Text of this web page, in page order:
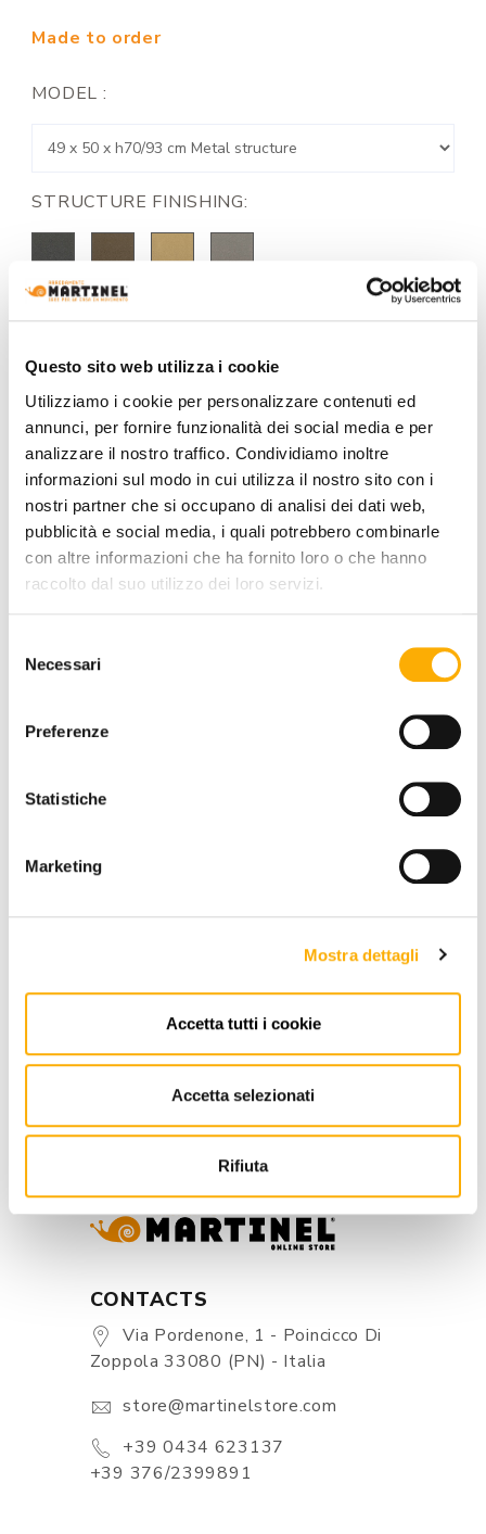
Questo sito web utilizza i cookie
Utilizziamo i cookie per personalizzare contenuti ed
annunci, per fornire funzionalità dei social media e per
analizzare il nostro traffico. Condividiamo inoltre
informazioni sul modo in cui utilizza il nostro sito con i
nostri partner che si occupano di analisi dei dati web,
pubblicità e social media, i quali potrebbero combinarle
con altre informazioni che ha fornito loro o che hanno
raccolto dal suo utilizzo dei loro servizi.
delNecessari
Preferenze
Statistiche
Marketing
Mostra dettagli
Accetta tutti i cookie
Accetta selezionati
Rifiuta
Made to order
MODEL :
STRUCTURE FINISHING:
COLOR:
REQUEST A QUOTE
BRAND
BEST PRICE GUARANTEED
CONTACTS
Via Pordenone, 1 - Poincicco Di
Zoppola 33080 (PN) - Italia
store@martinelstore.com
+39 0434 623137
+39 376/2399891